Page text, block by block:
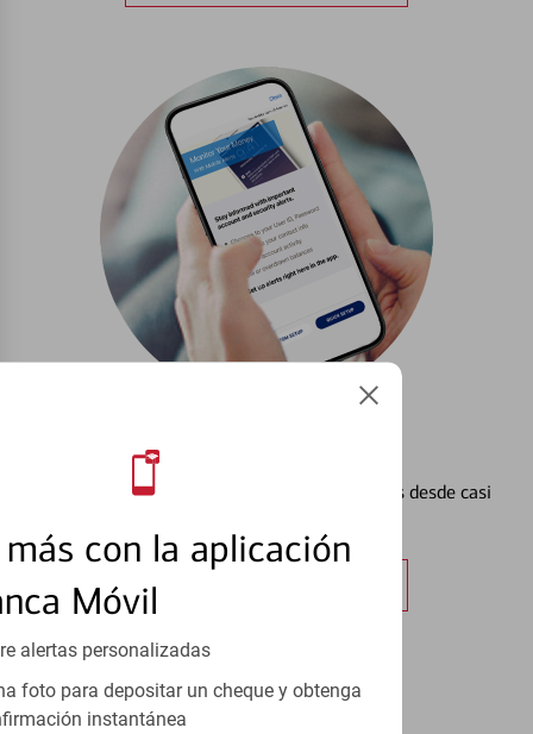
con la aplicación
Móvil
alertas personalizadas
foto para depositar un cheque y obtenga
instantánea
Vea cómo mantener el control de sus finanzas desde casi
Obtener más información